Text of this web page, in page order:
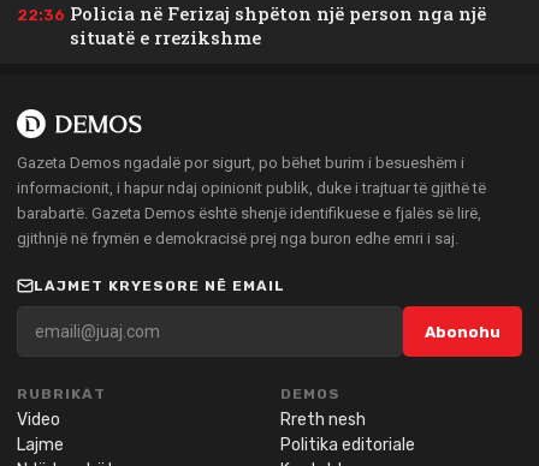
22:36 Policia në Ferizaj shpëton një person nga një
situatë e rrezikshme
Gazeta Demos ngadalë por sigurt, po bëhet burim i besueshëm i
informacionit, i hapur ndaj opinionit publik, duke i trajtuar të gjithë të
barabartë. Gazeta Demos është shenjë identifikuese e fjalës së lirë,
gjithnjë në frymën e demokracisë prej nga buron edhe emri i saj.
LAJMET KRYESORE NË EMAIL
Abonohu
RUBRIKAT
Video
Lajme
DEMOS
Rreth nesh
Politika editoriale